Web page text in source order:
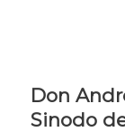
Don
Sinodo